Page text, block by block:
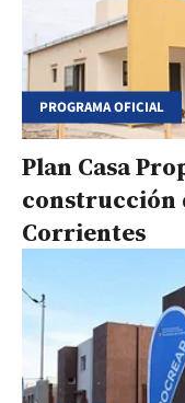
PROGRAMA OFICIAL
Plan Casa
construcción
Corrientes